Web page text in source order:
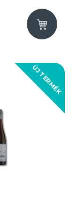
ÚJ TERMÉK